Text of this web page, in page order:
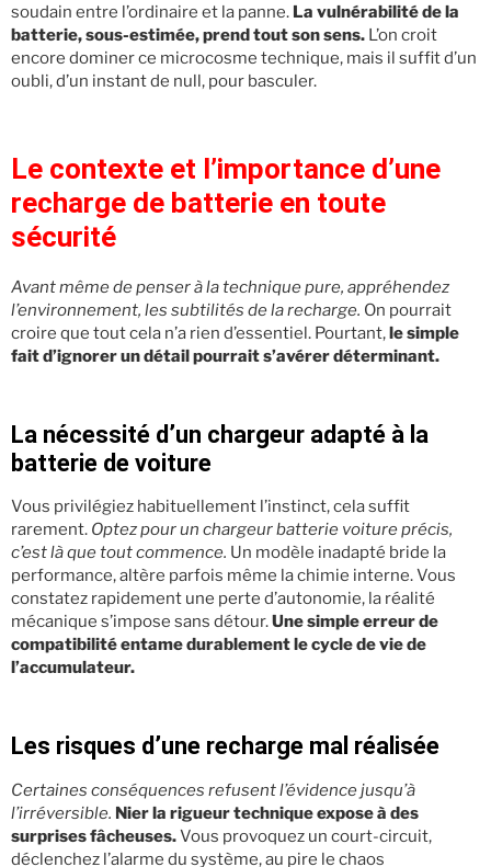
soudain entre l’ordinaire et la panne. La vulnérabilité de la
batterie, sous-estimée, prend tout son sens. L’on croit
encore dominer ce microcosme technique, mais il suffit d’un
oubli, d’un instant de null, pour basculer.
Le contexte et l’importance d’une
recharge de batterie en toute
sécurité
Avant même de penser à la technique pure, appréhendez
l’environnement, les subtilités de la recharge. On pourrait
croire que tout cela n’a rien d’essentiel. Pourtant,le simple
fait d’ignorer un détail pourrait s’avérer déterminant.
La nécessité d’un chargeur adapté à la
batterie de voiture
Vous privilégiez habituellement l’instinct, cela suffit
rarement. Optez pour un chargeur batterie voiture précis,
c’est là que tout commence. Un modèle inadapté bride la
performance, altère parfois même la chimie interne. Vous
constatez rapidement une perte d’autonomie, la réalité
mécanique s’impose sans détour.Une simple erreur de
compatibilité entame durablement le cycle de vie de
l’accumulateur.
Les risques d’une recharge mal réalisée
Certaines conséquences refusent l’évidence jusqu’à
l’irréversible. Nier la rigueur technique expose à des
surprises fâcheuses.Vous provoquez un court-circuit,
déclenchez l’alarme du système, au pire le chaos